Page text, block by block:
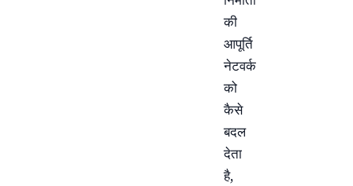
की
आपूर्ति
नेटवर्क
को
कैसे
बदल
देता
है,